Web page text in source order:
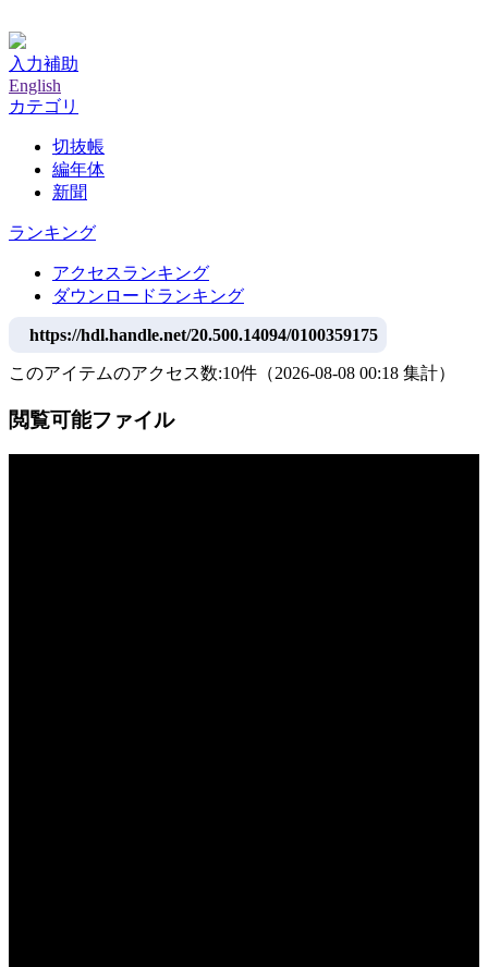
入力補助
English
カテゴリ
切抜帳
編年体
新聞
ランキング
アクセスランキング
ダウンロードランキング
https://hdl.handle.net/20.500.14094/0100359175
このアイテムのアクセス数:10件 （2026-08-08 00:18 集計）
閲覧可能ファイル